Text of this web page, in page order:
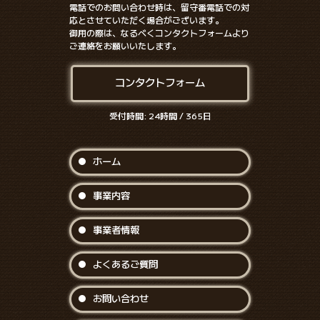
電話でのお問い合わせ時は、留守番電話での対
応とさせていただく場合がございます。
御用の際は、なるべくコンタクトフォームより
ご連絡をお願いいたします。
コンタクトフォーム
受付時間: 24時間 / 365日
ホーム
事業内容
事業者情報
よくあるご質問
お問い合わせ